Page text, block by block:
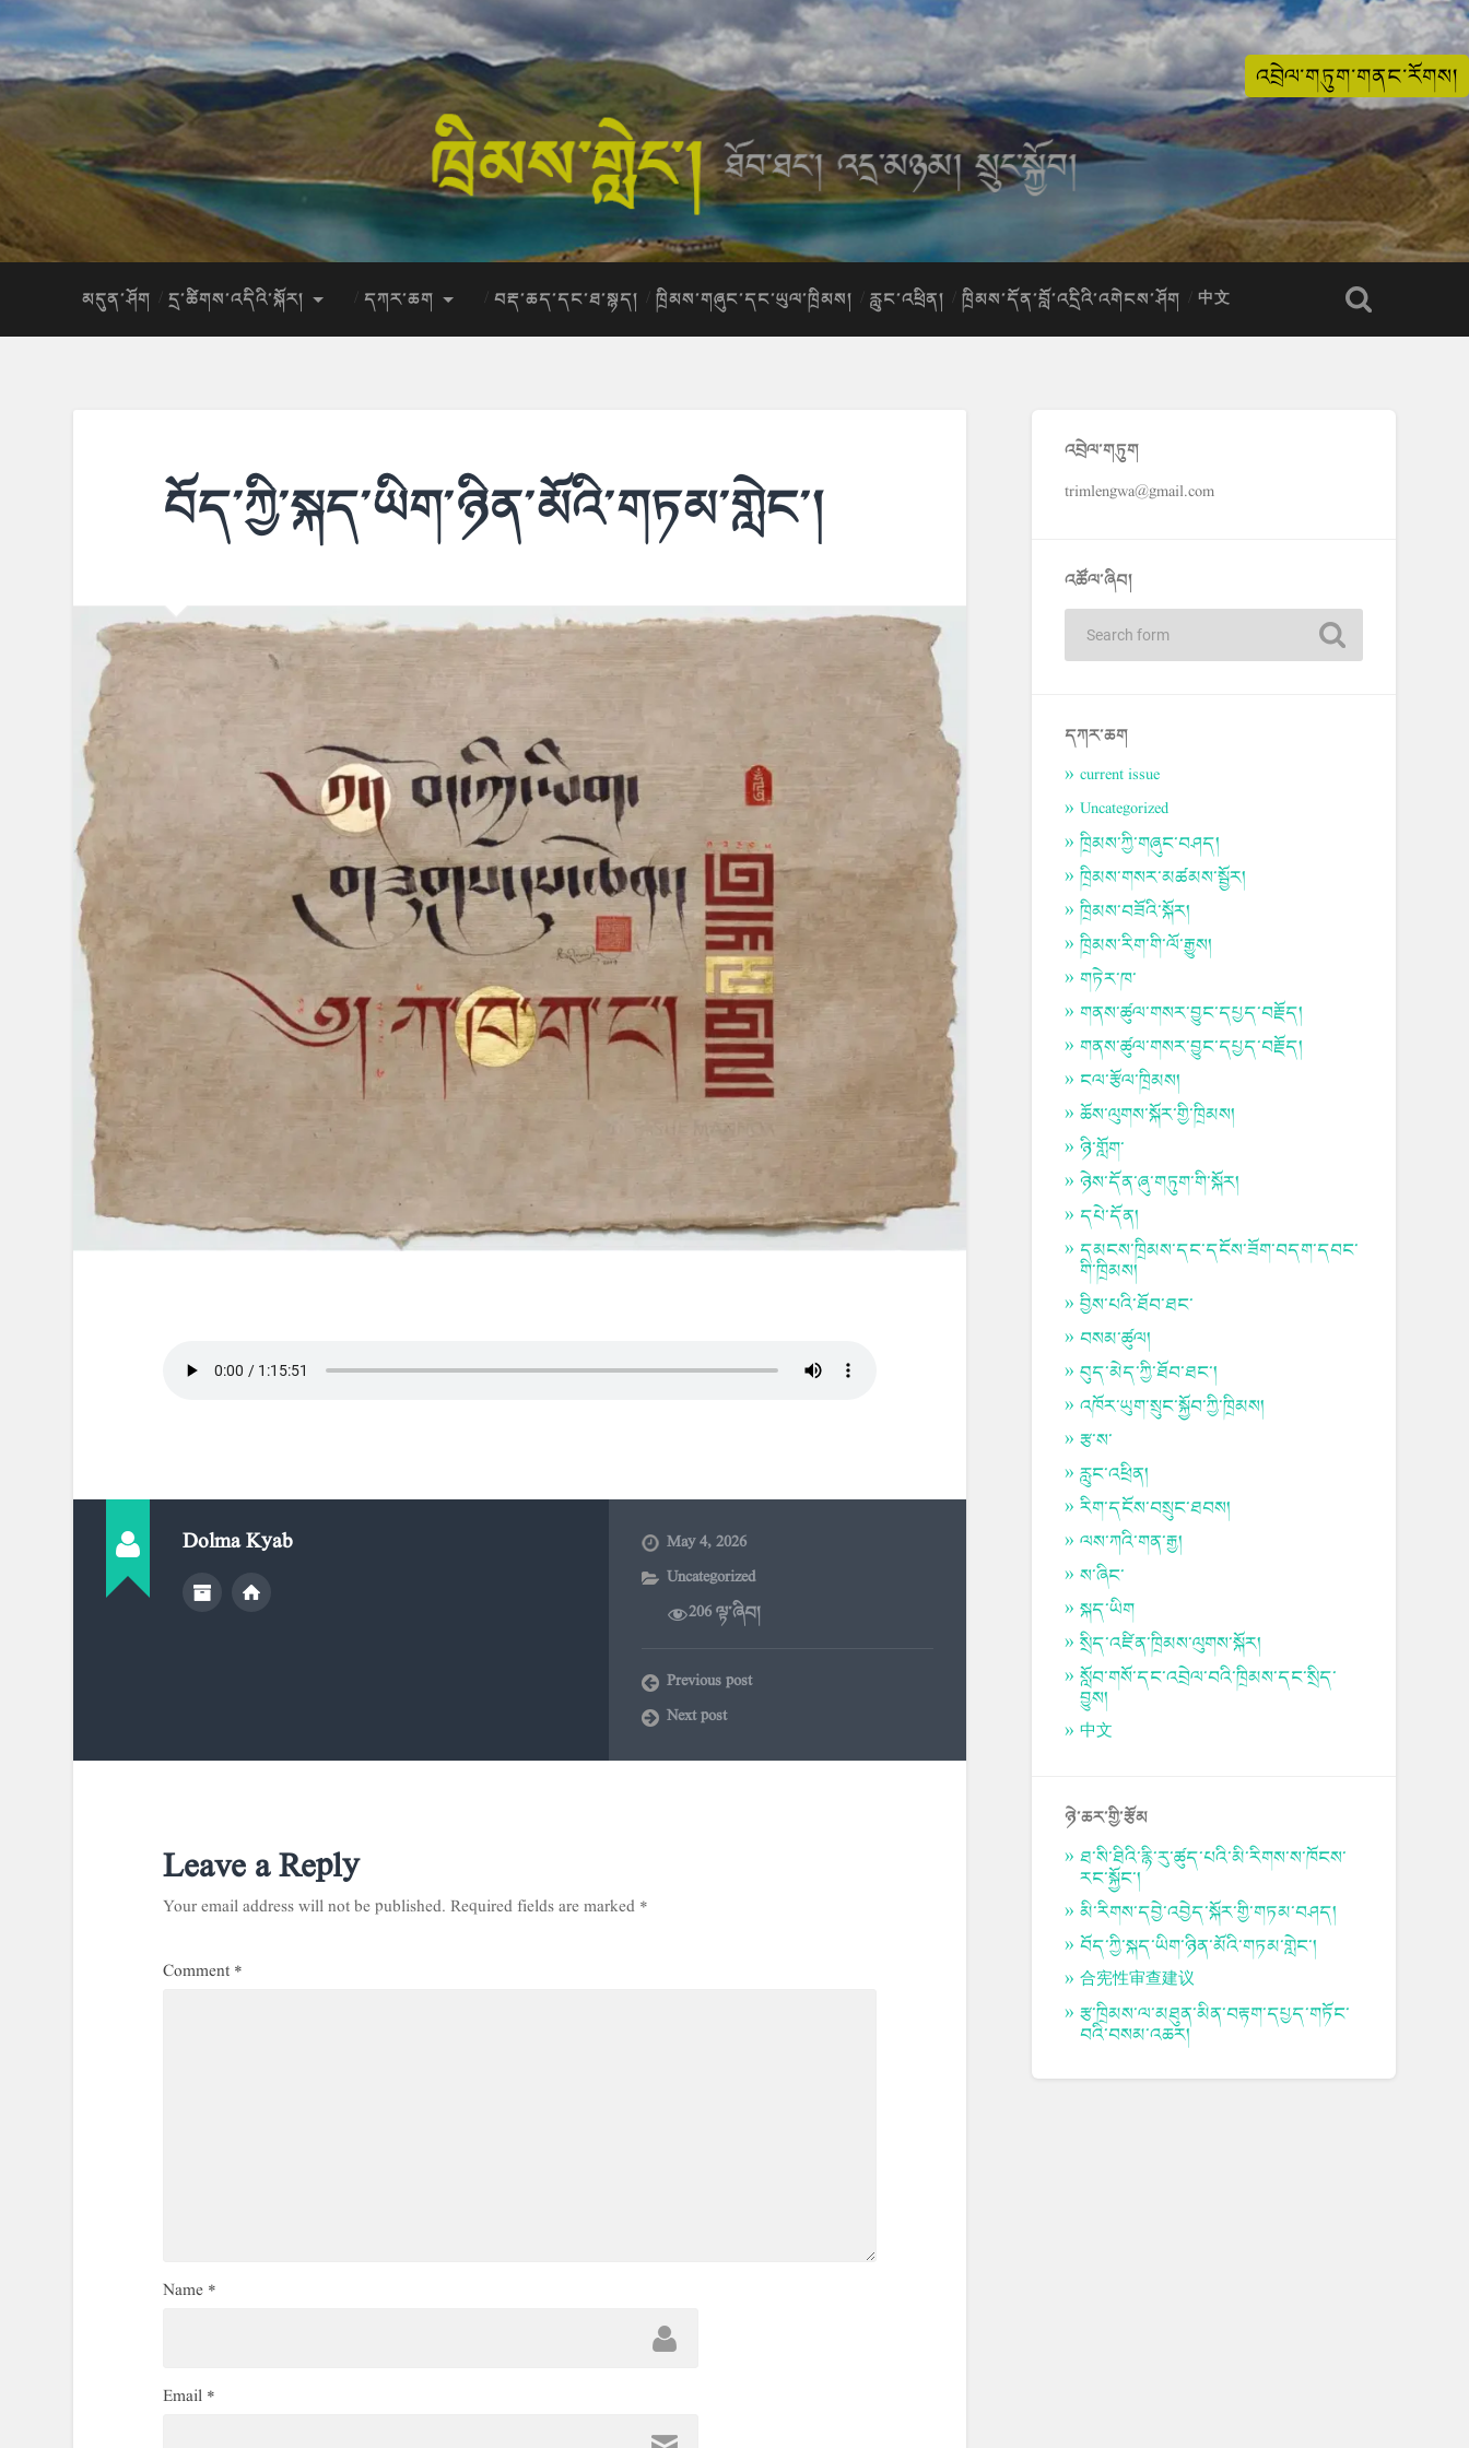
འབྲེལ་གཏུག་གནང་རོགས།
མདུན་ཤོག དྲ་ཚིགས་འདིའི་སྐོར། དཀར་ཆག བརྡ་ཆད་དང་ཐ་སྙད། ཁྲིམས་གཞུང་དང་ཡུལ་ཁྲིམས། རླུང་འཕྲིན། ཁྲིམས་དོན་བློ་འདྲིའི་འགེངས་ཤོག 中文
བོད་ཀྱི་སྐད་ཡིག་ཉིན་མོའི་གཏམ་གླེང་།
Dolma Kyab
May 4, 2026
Uncategorized
206 ལྟ་ཞིབ།
Previous post
Next post
Leave a Reply
Your email address will not be published.Required fields are marked*
Comment*
Name*
Email*
འབྲེལ་གཏུག
trimlengwa@gmail.com
འཚོལ་ཞིབ།
དཀར་ཆག
current issue
Uncategorized
ཁྲིམས་ཀྱི་གཞུང་བཤད།
ཁྲིམས་གསར་མཚམས་སྦྱོར།
ཁྲིམས་བཟོའི་སྐོར།
ཁྲིམས་རིག་གི་ལོ་རྒྱུས།
གཏེར་ཁ་
གནས་ཚུལ་གསར་བྱུང་དཔྱད་བརྗོད།
གནས་ཚུལ་གསར་བྱུང་དཔྱད་བརྗོད།
ངལ་རྩོལ་ཁྲིམས།
ཆོས་ལུགས་སྐོར་གྱི་ཁྲིམས།
ཉི་གློག་
ཉེས་དོན་ཞུ་གཏུག་གི་སྐོར།
དཔེ་དོན།
དམངས་ཁྲིམས་དང་དངོས་ཟོག་བདག་དབང་
གི་ཁྲིམས།
བྱིས་པའི་ཐོབ་ཐང་
བསམ་ཚུལ།
བུད་མེད་ཀྱི་ཐོབ་ཐང་།
འཁོར་ཡུག་སྲུང་སྐྱོབ་ཀྱི་ཁྲིམས།
རྩ་ས་
རླུང་འཕྲིན།
རིག་དངོས་བསྲུང་ཐབས།
ལས་ཀའི་གན་རྒྱ།
ས་ཞིང་
སྐད་ཡིག
སྲིད་འཛིན་ཁྲིམས་ལུགས་སྐོར།
སློབ་གསོ་དང་འབྲེལ་བའི་ཁྲིམས་དང་སྲིད་
བྱུས།
中文
ཉེ་ཆར་གྱི་རྩོམ
ཐ་སི་ཐིའི་རྙི་རུ་ཚུད་པའི་མི་རིགས་ས་ཁོངས་
རང་སྐྱོང་།
མི་རིགས་དབྱེ་འབྱེད་སྐོར་གྱི་གཏམ་བཤད།
བོད་ཀྱི་སྐད་ཡིག་ཉིན་མོའི་གཏམ་གླེང་།
合宪性审查建议
རྩ་ཁྲིམས་ལ་མཐུན་མིན་བརྟག་དཔྱད་གཏོང་
བའི་བསམ་འཆར།